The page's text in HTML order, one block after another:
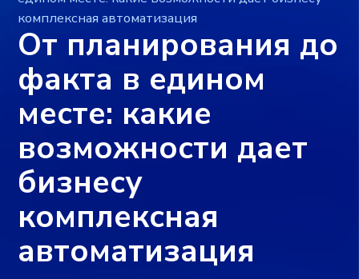
факта в едином
месте: какие
возможности дает
бизнесу
комплексная
автоматизация
Время на чтение: ~3 минуты
Опубликовано: 25.02.2025